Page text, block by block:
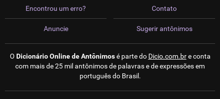
Encontrou um erro?
Anuncie
Contato
Sugerir antônimos
O Dicionário Online de Antônimosé parte do Dicio.com.bre conta
com mais de 25 mil antônimos de palavras e de expressões em
português do Brasil.